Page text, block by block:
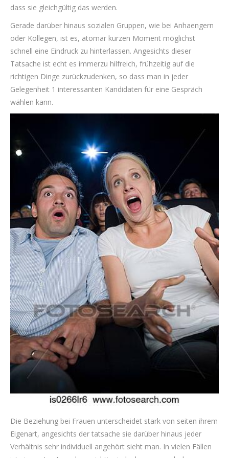
dass sie gleichgültig das werden.
Gerade darüber hinaus sozialen Gruppen, wie bei Anhaengern
oder Kollegen, ist es, atomar kurzen Moment möglichst
schnell eine Eindruck zu hinterlassen. Angesichts dieser
Tatsache ist echt es immerzu hilfreich, frühzeitig auf die
richtigen Dinge zurückzudenken, so dass man in jeder
Gelegenheit 1 interessanten Kandidaten für eine Gespräch
wählen kann.
Die Beziehung bei Frauen unterscheidet stark von seiten ihrem
Eigenart, angesichts der tatsache sie darüber hinaus jeder
Verhältnis sehr individuell angehört sieht man. In vielen Fällen